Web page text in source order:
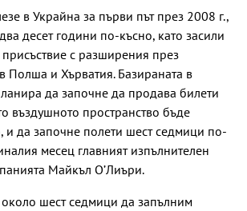
в Украйна за първи път през 2008 г.,
десет години по-късно, като засили
с разширения през
Полша и Хърватия. Базираната в
да започне да продава билети
въздушното пространство бъде
и да започне полети шест седмици по-
месец главният изпълнителен
Майкъл О’Лиъри.
шест седмици да запълним